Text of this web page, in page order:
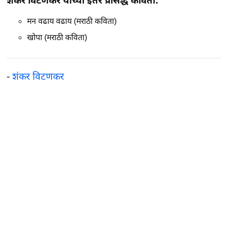
मन वढाय वढाय (मराठी कविता)
खोपा (मराठी कविता)
-शंकर विटणकर